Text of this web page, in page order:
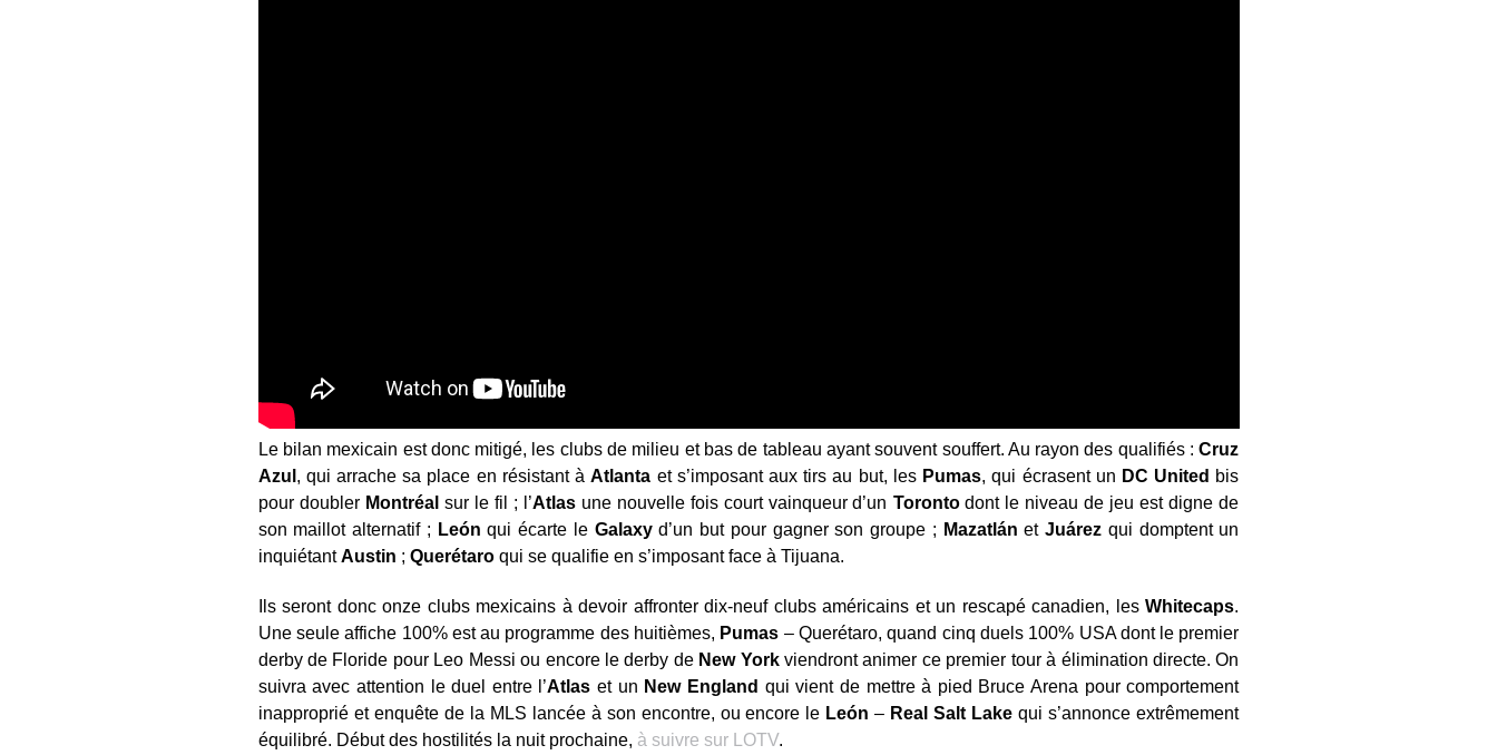
Le bilan mexicain est donc mitigé, les clubs de milieu et bas de tableau ayant souvent souffert. Au rayon des qualifiés :Cruz
Azul , qui arrache sa place en résistant àAtlanta et s’imposant aux tirs au but, les Pumas, qui écrasent un DC United bis
pour doubler Montréal sur le fil ; l’Atlasune nouvelle fois court vainqueur d’un Torontodont le niveau de jeu est digne de
son maillot alternatif ; León qui écarte le Galaxyd’un but pour gagner son groupe ; Mazatl án etJuárez qui domptent un
inquiétantAustin ; Querétaroqui se qualifie en s’imposant face à Tijuana.
Ils seront donc onze clubs mexicains à devoir affronter dix-neuf clubs américains et un rescapé canadien, lesWhitecaps.
Une seule affiche 100% est au programme des huitièmes, Pumas – Querétaro, quand cinq duels 100% USA dont le premier
derby de Floride pour Leo Messi ou encore le derby de New Yorkviendront animer ce premier tour à élimination directe. On
suivra avec attention le duel entre l’Atlas et un New England qui vient de mettre à pied Bruce Arena pour comportement
inapproprié et enquête de la MLS lancée à son encontre, ou encore le León – Real Salt Lakequi s’annonce extrêmement
équilibré. Début des hostilités la nuit prochaine, à suivre sur LOTV.